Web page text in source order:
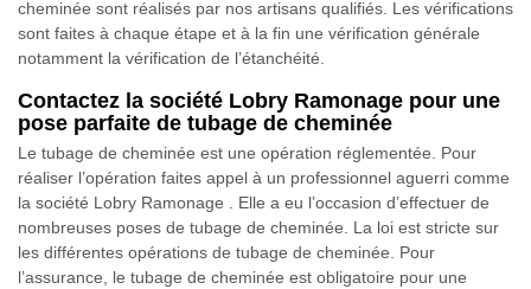
cheminée sont réalisés par nos artisans qualifiés. Les vérifications
sont faites à chaque étape et à la fin une vérification générale
notamment la vérification de l’étanchéité.
Contactez la société Lobry Ramonage pour une
pose parfaite de tubage de cheminée
Le tubage de cheminée est une opération réglementée. Pour
réaliser l’opération faites appel à un professionnel aguerri comme
la société Lobry Ramonage . Elle a eu l’occasion d’effectuer de
nombreuses poses de tubage de cheminée. La loi est stricte sur
les différentes opérations de tubage de cheminée. Pour
l’assurance, le tubage de cheminée est obligatoire pour une